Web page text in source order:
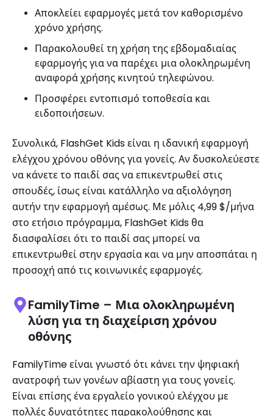
Αποκλείει εφαρμογές μετά τον καθορισμένο
χρόνο χρήσης.
Παρακολουθεί τη χρήση της εβδομαδιαίας
εφαρμογής για να παρέχει μια ολοκληρωμένη
αναφορά χρήσης κινητού τηλεφώνου.
Προσφέρει εντοπισμό τοποθεσία και
ειδοποιήσεων.
Συνολικά, FlashGet Kids είναι η ιδανική εφαρμογή
ελέγχου χρόνου οθόνης για γονείς. Αν δυσκολεύεστε
να κάνετε το παιδί σας να επικεντρωθεί στις
σπουδές, ίσως είναι κατάλληλο να αξιολόγηση
αυτήν την εφαρμογή αμέσως. Με μόλις 4,99 $/μήνα
στο ετήσιο πρόγραμμα, FlashGet Kids θα
διασφαλίσει ότι το παιδί σας μπορεί να
επικεντρωθεί στην εργασία και να μην αποσπάται η
προσοχή από τις κοινωνικές εφαρμογές.
FamilyTime – Μια ολοκληρωμένη
λύση για τη διαχείριση χρόνου
οθόνης
FamilyTime είναι γνωστό ότι κάνει την ψηφιακή
ανατροφή των γονέων αβίαστη για τους γονείς.
Είναι επίσης ένα εργαλείο γονικού ελέγχου με
πολλές δυνατότητες παρακολούθησης και